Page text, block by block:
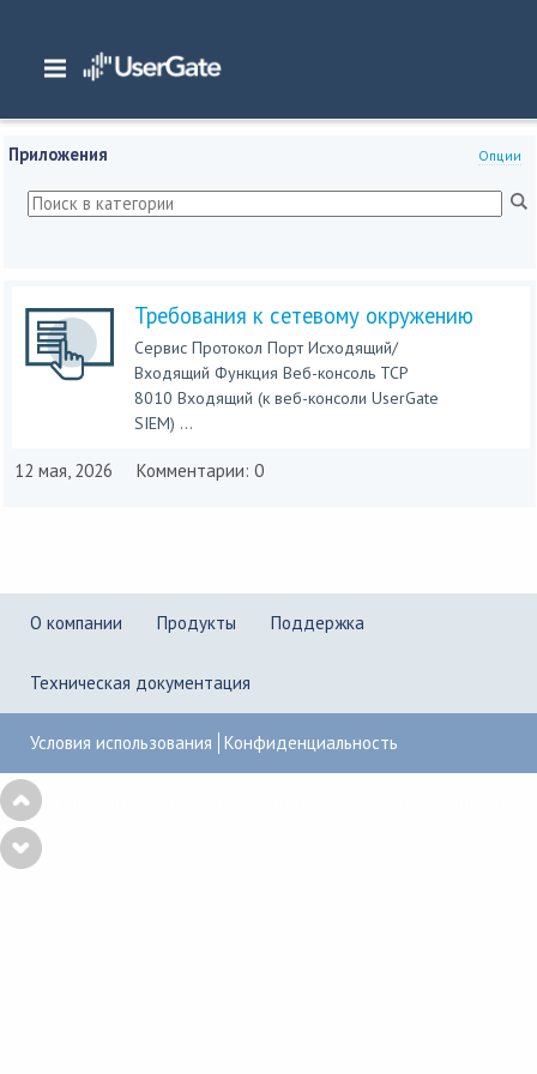
Главная/ Документация/SIEM/
UserGate SIEM 7.x Руководство администратора
Опции
Приложения
Требования к сетевому окружению
Сервис Протокол Порт Исходящий/
Входящий Функция Веб-консоль TCP
8010 Входящий (к веб-консоли UserGate
SIEM) ...
12 мая, 2026 Комментарии: 0
О компании Продукты Поддержка
Техническая документация
Условия использования Конфиденциальность